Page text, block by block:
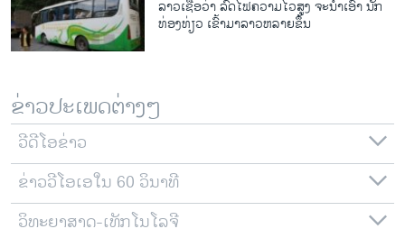
ລາຍງານ
ຕິດຕາມພວກເຮົາ ທີ່
ພາສາຕ່າງໆ
ລາວເຊື່ອວ່າ ລົດໄຟຄວາມໄວສູງ ຈະນຳເອົາ ນັກ
ທ່ອງທ່ຽວ ເຂົ້າມາລາວຫລາຍຂຶ້ນ
ຂ່າວປະເພດຕ່າງໆ
ວີດີໂອຂ່າວ
ຂ່າວວີໂອເອໃນ 60 ວິນາທີ
ວິທະຍາສາດ-ເທັກໂນໂລຈີ